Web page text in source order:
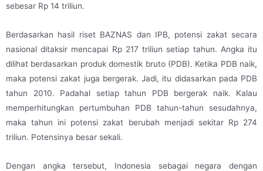
sebesar Rp 14 triliun.
Berdasarkan hasil riset BAZNAS dan IPB, potensi zakat secara
nasional ditaksir mencapai Rp 217 triliun setiap tahun. Angka itu
dilihat berdasarkan produk domestik bruto (PDB). Ketika PDB naik,
maka potensi zakat juga bergerak. Jadi, itu didasarkan pada PDB
tahun 2010. Padahal setiap tahun PDB bergerak naik. Kalau
memperhitungkan pertumbuhan PDB tahun-tahun sesudahnya,
maka tahun ini potensi zakat berubah menjadi sekitar Rp 274
triliun. Potensinya besar sekali.
Dengan angka tersebut, Indonesia sebagai negara dengan